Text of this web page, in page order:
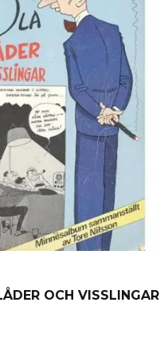
OCH VISSLINGAR